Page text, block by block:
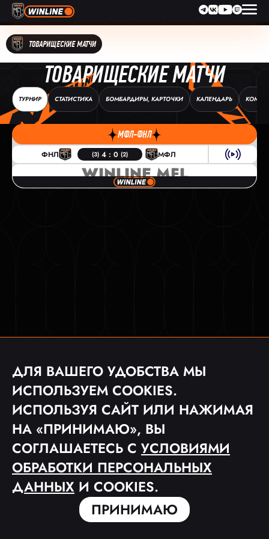
ТОВАРИЩЕСКИЕ МАТЧИ
ТОВАРИЩЕСКИЕ МАТЧИ
ТУРНИР СТАТИСТИКА БОМБАРДИРЫ, КАРТОЧКИ КАЛЕНДАРЬ
МФЛ-ФНЛ
ФНЛ (3)4 : 0 (2) МФЛ
WINLINE MFL
ДЛЯ ВАШЕГО УДОБСТВА МЫ
ИСПОЛЬЗУЕМ COOKIES.
ИСПОЛЬЗУЯ САЙТ ИЛИ НАЖИМАЯ
НА «ПРИНИМАЮ», ВЫ
СОГЛАШАЕТЕСЬ С УСЛОВИЯМИ
ОБРАБОТКИ ПЕРСОНАЛЬНЫХ
ДАННЫХ И COOKIES.
ПРИНИМАЮ